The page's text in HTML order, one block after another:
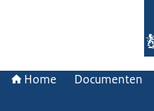
Home Documenten